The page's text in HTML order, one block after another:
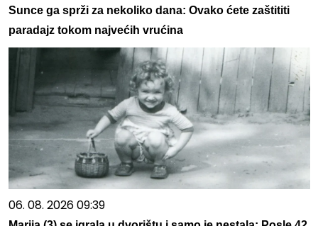
Sunce ga sprži za nekoliko dana: Ovako ćete zaštititi
paradajz tokom najvećih vrućina
06. 08. 2026 09:39